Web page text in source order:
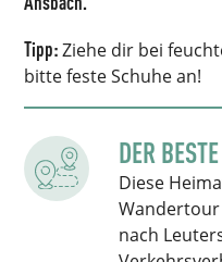
Tipp:Ziehe dir bei
bitte feste Schuhe an!
DER
Diese
nach